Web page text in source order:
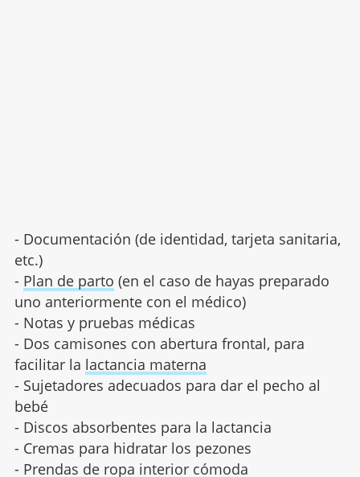
- Documentación (de identidad, tarjeta sanitaria,
etc.)
- Plan de parto (en el caso de hayas preparado
uno anteriormente con el médico)
- Notas y pruebas médicas
- Dos camisones con abertura frontal, para
facilitar la lactancia materna
- Sujetadores adecuados para dar el pecho al
bebé
- Discos absorbentes para la lactancia
- Cremas para hidratar los pezones
- Prendas de ropa interior cómoda